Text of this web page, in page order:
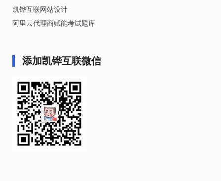
凯铧互联网站设计
阿里云代理商赋能考试题库
添加凯铧互联微信